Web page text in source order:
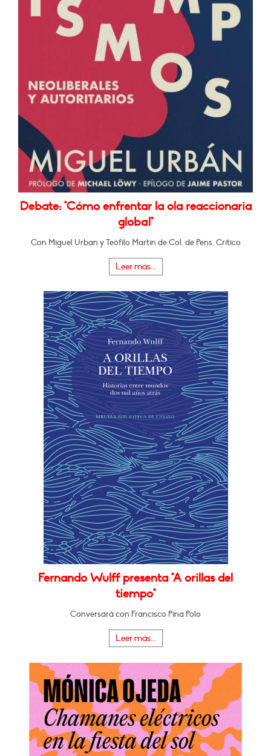
Debate: "Cómo enfrentar la ola reaccionaria
global"
Con Miguel Urban y Teófilo Martín de Col. de Pens. Crítico
Leer más...
Fernando Wulff presenta "A orillas del
tiempo"
Conversará con Francisco Pina Polo
Leer más...